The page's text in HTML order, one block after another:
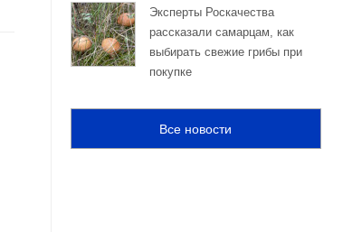
Эксперты Роскачества
рассказали самарцам, как
выбирать свежие грибы при
покупке
Все новости